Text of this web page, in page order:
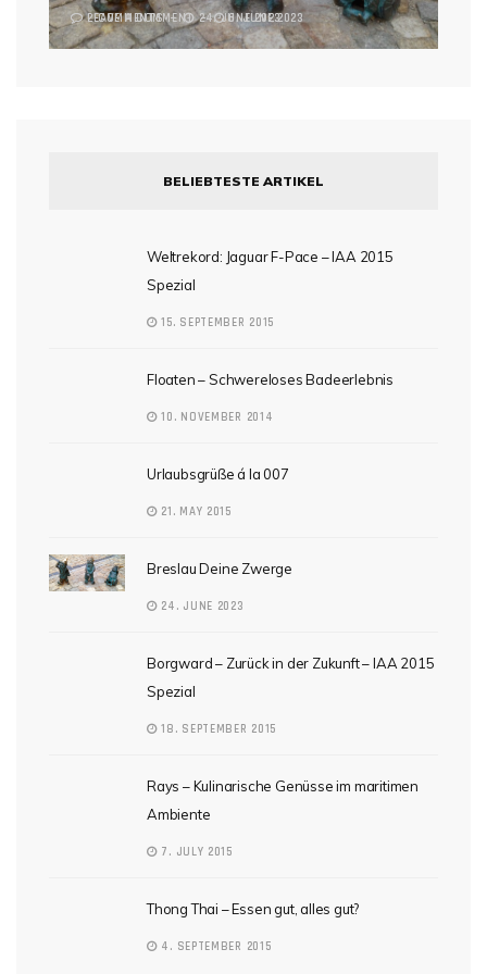
2 COMMENTS 24. JUNE 2023
LEAVE A COMMENT 6. JUNE 2023
BELIEBTESTE ARTIKEL
Weltrekord: Jaguar F-Pace – IAA 2015
Spezial
15. SEPTEMBER 2015
Floaten – Schwereloses Badeerlebnis
10. NOVEMBER 2014
Urlaubsgrüße á la 007
21. MAY 2015
Breslau Deine Zwerge
24. JUNE 2023
Borgward – Zurück in der Zukunft – IAA 2015
Spezial
18. SEPTEMBER 2015
Rays – Kulinarische Genüsse im maritimen
Ambiente
7. JULY 2015
Thong Thai – Essen gut, alles gut?
4. SEPTEMBER 2015